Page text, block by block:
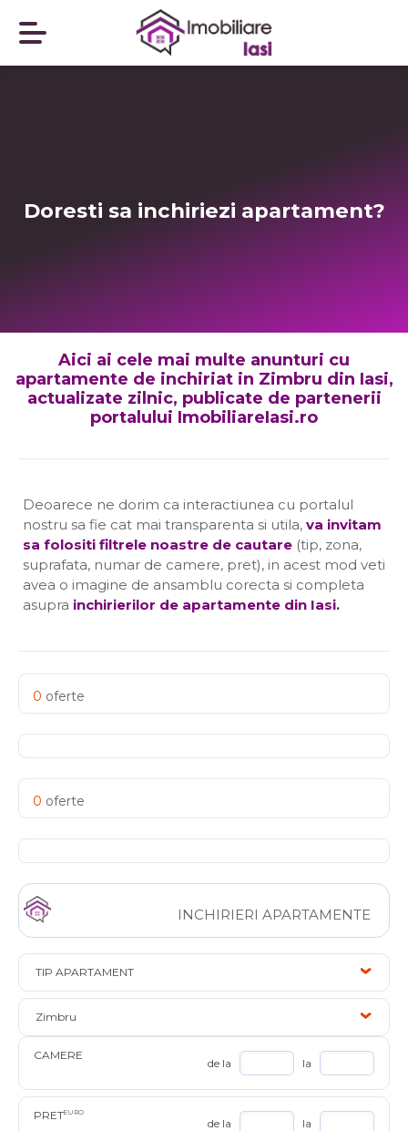
Doresti sa inchiriezi apartament?
Aici ai cele mai multe anunturi cu
apartamente de inchiriat in Zimbru din Iasi,
actualizate zilnic, publicate de partenerii
portalului ImobiliareIasi.ro
Deoarece ne dorim ca interactiunea cu portalul
nostru sa fie cat mai transparenta si utila, va invitam
sa folositi filtrele noastre de cautare (tip, zona,
suprafata, numar de camere, pret), in acest mod veti
avea o imagine de ansamblu corecta si completa
asupra inchirierilor de apartamente din Iasi.
INCHIRIERI APARTAMENTE
TIP APARTAMENT
Zimbru
CAMERE
de la la
PRETEURO
de la la
0 oferte
0 oferte